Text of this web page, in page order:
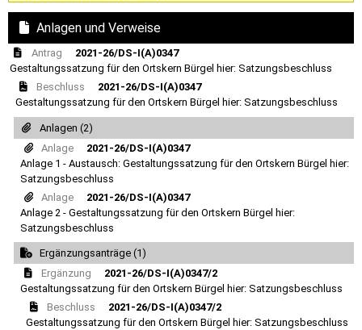
Anlagen und Verweise
Antrag
2021-26/DS-I(A)0347
Gestaltungssatzung für den Ortskern Bürgel hier: Satzungsbeschluss
Beschluss
2021-26/DS-I(A)0347
Gestaltungssatzung für den Ortskern Bürgel hier: Satzungsbeschluss
Anlagen (2)
Anlage
2021-26/DS-I(A)0347
Anlage 1 - Austausch: Gestaltungssatzung für den Ortskern Bürgel hier:
Satzungsbeschluss
Anlage
2021-26/DS-I(A)0347
Anlage 2 - Gestaltungssatzung für den Ortskern Bürgel hier:
Satzungsbeschluss
Ergänzungsanträge (1)
Ergänzung
2021-26/DS-I(A)0347/2
Gestaltungssatzung für den Ortskern Bürgel hier: Satzungsbeschluss
Beschluss
2021-26/DS-I(A)0347/2
Gestaltungssatzung für den Ortskern Bürgel hier: Satzungsbeschluss